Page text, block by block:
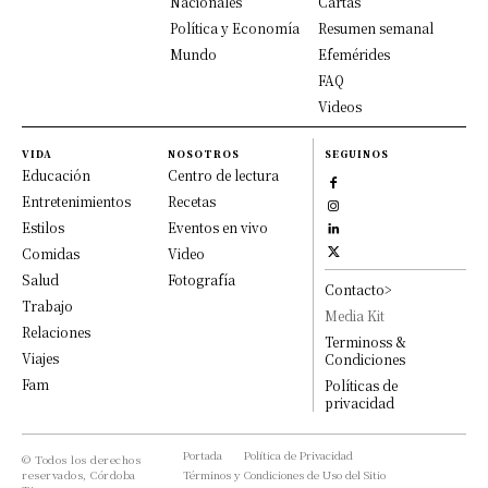
Política y Economía
Mundo
Resumen semanal
Efemérides
FAQ
Videos
VIDA
Educación
Entretenimientos
Estilos
Comidas
Salud
Trabajo
Relaciones
Viajes
Fam
NOSOTROS
Centro de lectura
Recetas
Eventos en vivo
Video
Fotografía
SEGUINOS
Contacto>
Media Kit
Terminoss &
Condiciones
Políticas de
privacidad
© Todos los derechos
reservados, Córdoba
Portada
Política de Privacidad
Términos y Condiciones de Uso del Sitio